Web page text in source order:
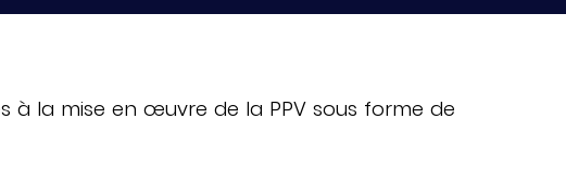
à la mise en œuvre de la PPV sous forme de